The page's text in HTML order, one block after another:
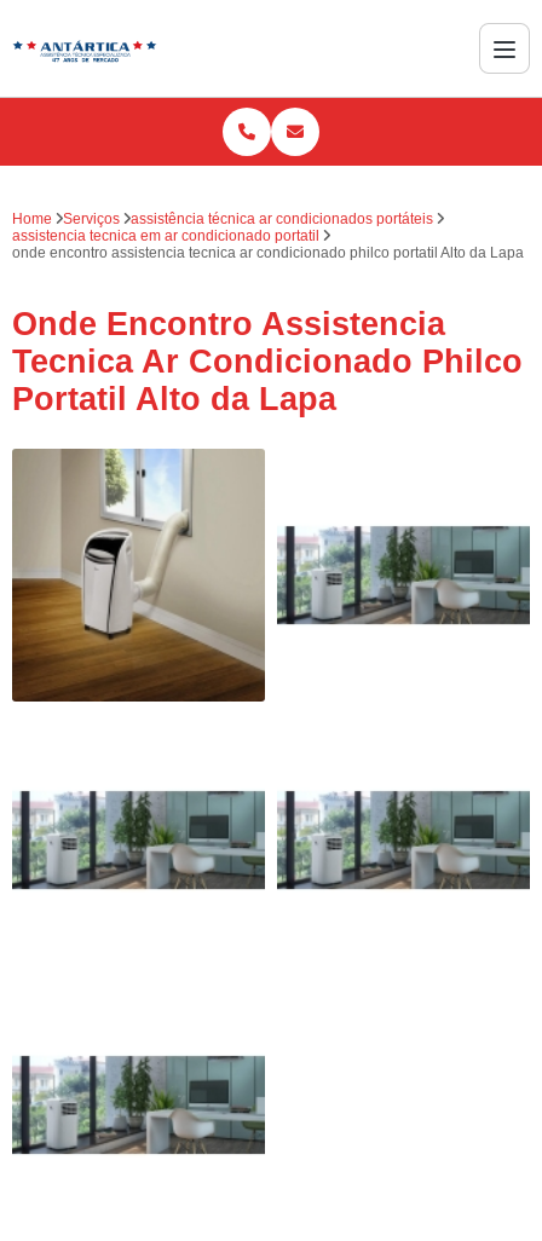
Home Serviços
assistência técnica ar condicionados portáteis
assistencia tecnica em ar condicionado portatil
onde encontro assistencia tecnica ar condicionado philco portatil Alto da Lapa
Onde Encontro Assistencia
Tecnica Ar Condicionado Philco
Portatil Alto da Lapa